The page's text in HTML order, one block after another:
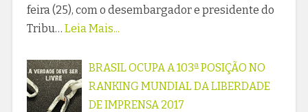
feira (25), com o desembargador e presidente do
Tribu… Leia Mais...
BRASIL OCUPA A 103ª POSIÇÃO NO
RANKING MUNDIAL DA LIBERDADE
DE IMPRENSA 2017